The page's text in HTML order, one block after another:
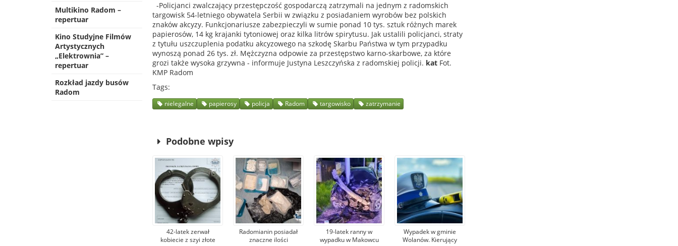
Multikino Radom –
repertuar
Kino Studyjne Filmów
Artystycznych
„Elektrownia” –
repertuar
Rozkład jazdy busów
Radom
-Policjanci zwalczający przestępczość gospodarczą zatrzymali na jednym z radomskich
targowisk 54-letniego obywatela Serbii w związku z posiadaniem wyrobów bez polskich
znaków akcyzy. Funkcjonariusze zabezpieczyli w sumie ponad 10 tys. sztuk różnych marek
papierosów, 14 kg krajanki tytoniowej oraz kilka litrów spirytusu. Jak ustalili policjanci, straty
z tytułu uszczuplenia podatku akcyzowego na szkodę Skarbu Państwa w tym przypadku
wynoszą ponad 26 tys. zł. Mężczyzna odpowie za przestępstwo karno-skarbowe, za które
grozi także wysoka grzywna - informuje Justyna Leszczyńska z radomskiej policji. kat Fot.
KMP Radom
Tags
nielegalne papierosy policja Radom targowisko zatrzymanie
Podobne wpisy
42-latek zerwał
kobiecie z szyi złote
Radomianin posiadał
znaczne ilości
19-latek ranny w
wypadku w Makowcu
Wypadek w gminie
Wolanów. Kierujący